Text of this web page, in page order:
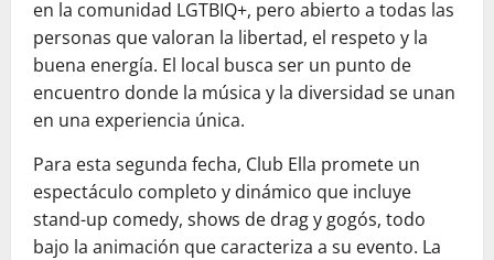
en la comunidad LGTBIQ+, pero abierto a todas las
personas que valoran la libertad, el respeto y la
buena energía. El local busca ser un punto de
encuentro donde la música y la diversidad se unan
en una experiencia única.
Para esta segunda fecha, Club Ella promete un
espectáculo completo y dinámico que incluye
stand-up comedy, shows de drag y gogós, todo
bajo la animación que caracteriza a su evento. La